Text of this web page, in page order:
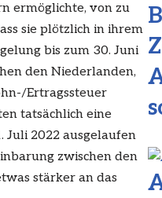
ermöglichte, von zu
sie plötzlich in ihrem
bis zum 30. Juni
den Niederlanden,
Ertragssteuer
tatsächlich eine
Juli 2022 ausgelaufen
zwischen den
stärker an das